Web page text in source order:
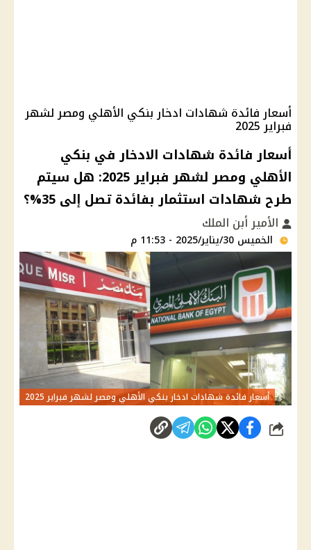
أسعار فائدة شهادات ادخار بنكي الأهلي ومصر لشهر
فبراير 2025
أسعار فائدة شهادات الادخار في بنكي
الأهلي ومصر لشهر فبراير 2025: هل سيتم
طرح شهادات استثمار بفائدة تصل إلى 35%؟
الأمير أبن الملك
الخميس 30/يناير/2025 - 11:53 م
أسعار فائدة شهادات ادخار بنكي الأهلي ومصر لشهر فبراير 2025
شارك